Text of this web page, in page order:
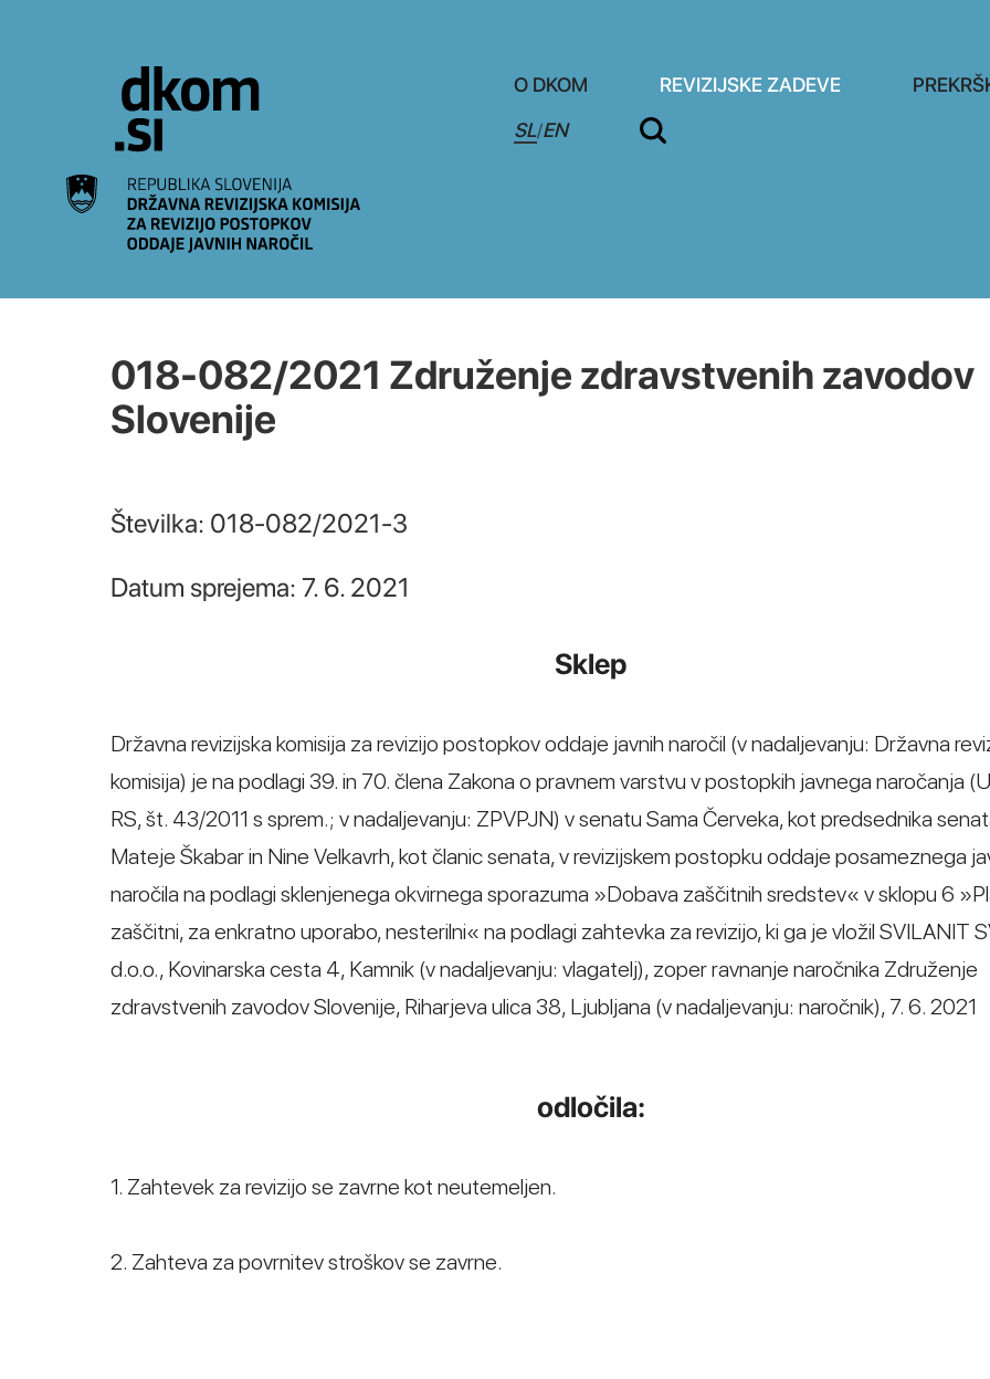
O DKOM REVIZIJSKE ZADEVE
SL/EN
018-082/2021 Združenje zdravstvenih zavodov
Slovenije
Številka: 018-082/2021-3
Datum sprejema: 7. 6. 2021
Sklep
Državna revizijska komisija za revizijo postopkov oddaje javnih naročil (v nadaljevanju: Državna
komisija) je na podlagi 39. in 70. člena Zakona o pravnem varstvu v postopkih javnega naročanja
RS, št. 43/2011 s sprem.; v nadaljevanju: ZPVPJN) v senatu Sama Červeka, kot predsednika
Mateje Škabar in Nine Velkavrh, kot članic senata, v revizijskem postopku oddaje posameznega
naročila na podlagi sklenjenega okvirnega sporazuma »Dobava zaščitnih sredstev« v sklopu 6
zaščitni, za enkratno uporabo, nesterilni« na podlagi zahtevka za revizijo, ki ga je vložil SVILANIT
d.o.o., Kovinarska cesta 4, Kamnik (v nadaljevanju: vlagatelj), zoper ravnanje naročnika Združenje
zdravstvenih zavodov Slovenije, Riharjeva ulica 38, Ljubljana (v nadaljevanju: naročnik), 7. 6. 2021
odločila:
1. Zahtevek za revizijo se zavrne kot neutemeljen.
2. Zahteva za povrnitev stroškov se zavrne.